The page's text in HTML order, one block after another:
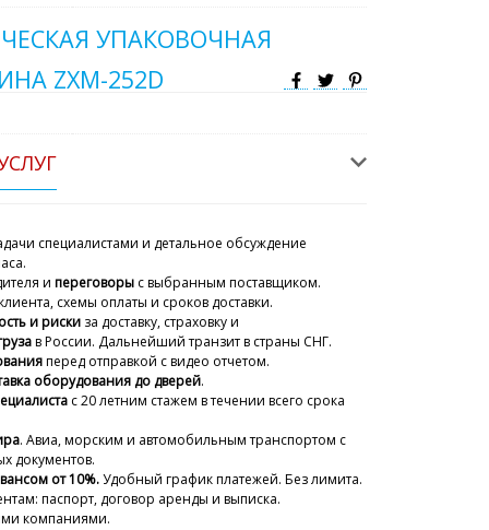
УПАКОВОЧНАЯ
ZXM-252D
специалистами и детальное обсуждение
и переговоры с выбранным поставщиком.
схемы оплаты и сроков доставки.
и риски за доставку, страховку и
в России. Дальнейший транзит в страны СНГ.
перед отправкой с видео отчетом.
оборудования до дверей.
с 20 летним стажем в течении всего срока
. Авиа, морским и автомобильным транспортом с
документов.
от 10%.Удобный график платежей. Без лимита.
паспорт, договор аренды и выписка.
компаниями.